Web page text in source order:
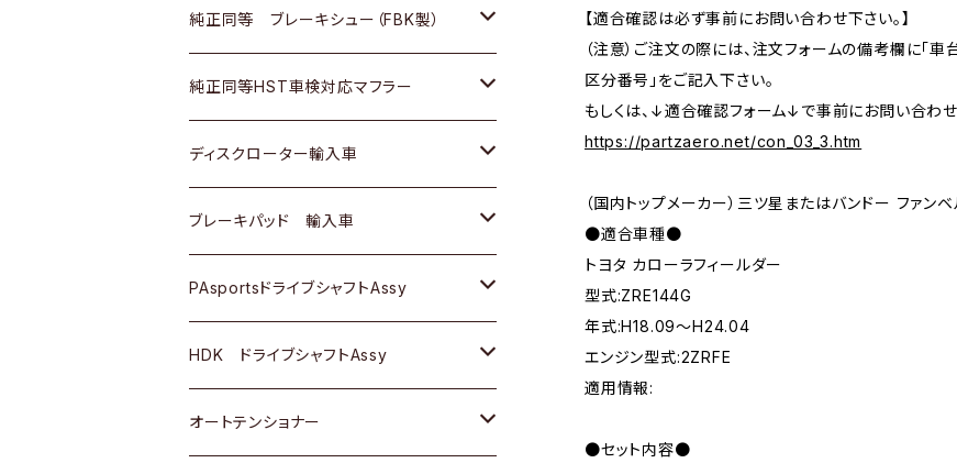
【適合確認は必ず事前にお問い合わせ下さい。】
（注意）ご注文の際には、注文フォームの備考欄に「車台
区分番号」をご記入下さい。
もしくは、↓適合確認フォーム↓で事前にお問い合わせ
https://partzaero.net/con_03_3.htm
（国内トップメーカー）三ツ星またはバンドー ファンベ
●適合車種●
トヨタ カローラフィールダー
型式:ZRE144G
年式:H18.09～H24.04
エンジン型式:2ZRFE
適用情報:
●セット内容●
ＢＭＷ
三菱
スバル
マツダ
三菱
スバル
いすゞ
ダイハツ
マツダ
三菱
スバル
ＢＥＮＺ
日産
ダイハツ
マツダ
三菱
スバル
日産
いすゞ
ダイハツ
マツダ
三菱
スバル
ホンダ
スズキ
日産
ダイハツ
マツダ
三菱
スバル
トヨタ
ホンダ
スズキ
日産
ダイハツ
マツダ
三菱
純正同等 ブレーキシュー（FBK製）
ホンダ
スズキ
日産
ダイハツ
マツダ
三菱
純正同等HST車検対応マフラー
トヨタ
ホンダ
スズキ
日産
いすゞ
ディスクローター輸入車
ＡＵＤＩ
ＢＥＮＺ
ＢＭＷ
GOLF
ブレーキパッド 輸入車
ＢＥＮＺ
ＢＭＷ
ＷＡＧＥＮ
PAsportsドライブシャフトAssy
トヨタ
ホンダ
HDK ドライブシャフトAssy
スズキ
オートテンショナー